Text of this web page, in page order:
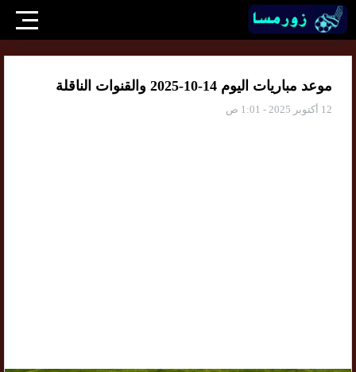
موعد مباريات اليوم 14-10-2025 والقنوات الناقلة
12 أكتوبر 2025 - 1:01 ص